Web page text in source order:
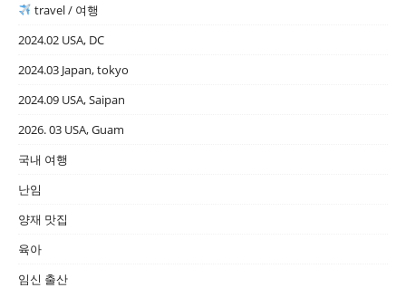
travel / 여행
2024.02 USA, DC
2024.03 Japan, tokyo
2024.09 USA, Saipan
2026. 03 USA, Guam
국내 여행
난임
양재 맛집
육아
임신 출산